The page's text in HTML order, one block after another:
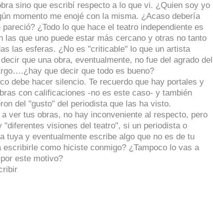
sino que escribí respecto a lo que vi. ¿Quien soy yo
momento me enojé con la misma. ¿Acaso debería
¿Todo lo que hace el teatro independiente es
las que uno puede estar más cercano y otras no tanto
las esferas. ¿No es "criticable" lo que un artista
que una obra, eventualmente, no fue del agrado del
que decir que todo es bueno?
debe hacer silencio. Te recuerdo que hay portales y
con calificaciones -no es este caso- y también
del "gusto" del periodista que las ha visto.
ver tus obras, no hay inconveniente al respecto, pero
"diferentes visiones del teatro", si un periodista o
tuya y eventualmente escribe algo que no es de tu
como hiciste conmigo? ¿Tampoco lo vas a
este motivo?